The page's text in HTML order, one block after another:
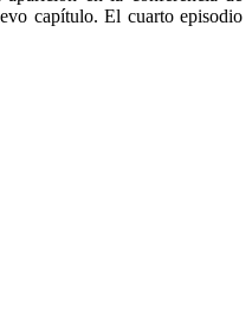
capítulo. El cuarto episodio